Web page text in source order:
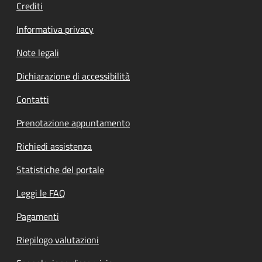
Crediti
Informativa privacy
Note legali
Dichiarazione di accessibilità
Contatti
Prenotazione appuntamento
Richiedi assistenza
Statistiche del portale
Leggi le FAQ
Pagamenti
Riepilogo valutazioni